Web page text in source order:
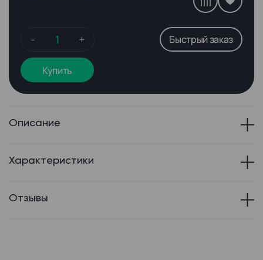
Описание
Характеристики
Отзывы
- + Быстрый заказ
Купить